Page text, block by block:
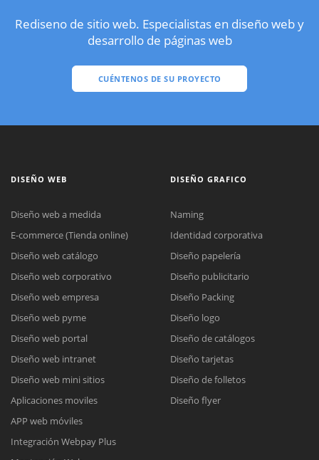
Rediseno de sitio web. Especialistas en diseño web y
desarrollo de páginas web
CUÉNTENOS DE SU PROYECTO
DISEÑO WEB
Diseño web a medida
E-commerce (Tienda online)
Diseño web catálogo
Diseño web corporativo
Diseño web empresa
Diseño web pyme
Diseño web portal
Diseño web intranet
Diseño web mini sitios
Aplicaciones moviles
APP web móviles
Integración Webpay Plus
DISEÑO GRAFICO
Naming
Identidad corporativa
Diseño papelería
Diseño publicitario
Diseño Packing
Diseño logo
Diseño de catálogos
Diseño tarjetas
Diseño de folletos
Diseño flyer